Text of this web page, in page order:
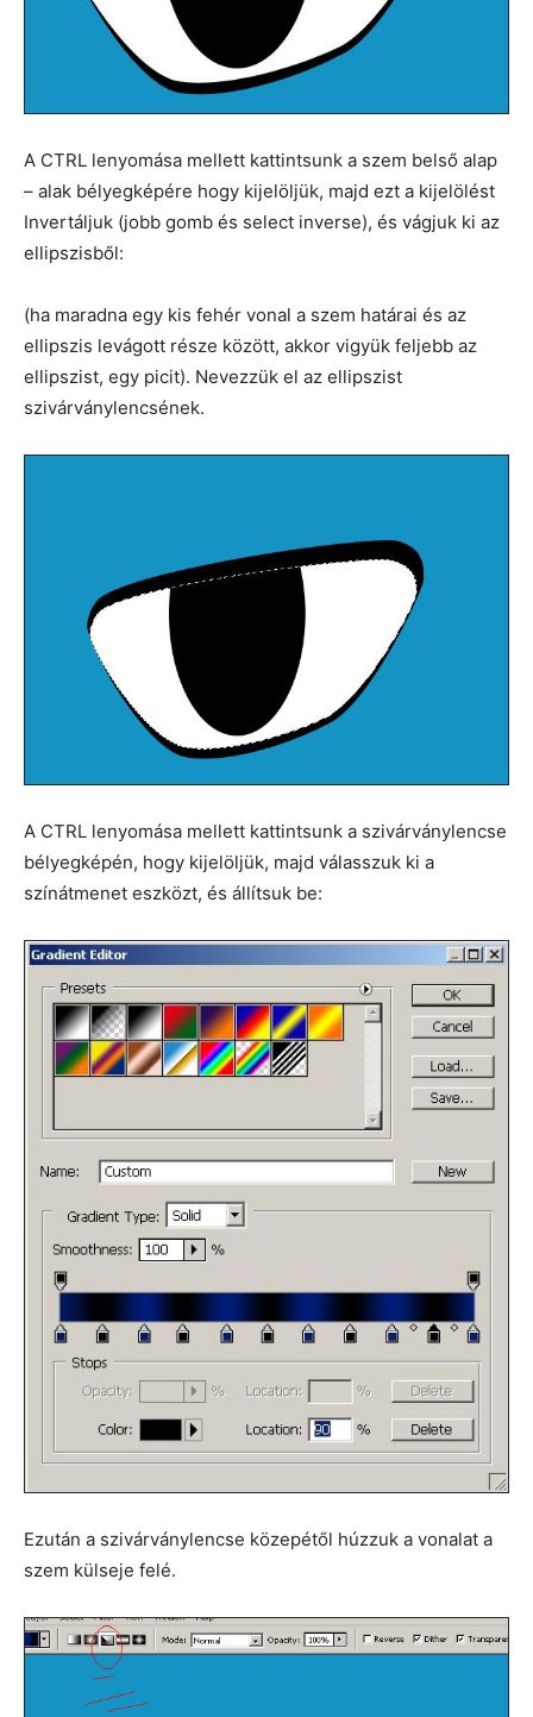
A CTRL lenyomása mellett kattintsunk a szem belső alap
– alak bélyegképére hogy kijelöljük, majd ezt a kijelölést
Invertáljuk (jobb gomb és select inverse), és vágjuk ki az
ellipszisből:
(ha maradna egy kis fehér vonal a szem határai és az
ellipszis levágott része között, akkor vigyük feljebb az
ellipszist, egy picit). Nevezzük el az ellipszist
szivárványlencsének.
A CTRL lenyomása mellett kattintsunk a szivárványlencse
bélyegképén, hogy kijelöljük, majd válasszuk ki a
színátmenet eszközt, és állítsuk be:
Ezután a szivárványlencse közepétől húzzuk a vonalat a
szem külseje felé.